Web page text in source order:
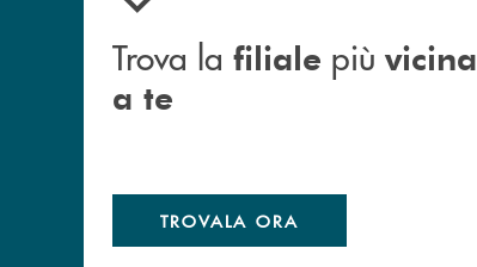
Trova la filiale più vicina
a te
TROVALA ORA